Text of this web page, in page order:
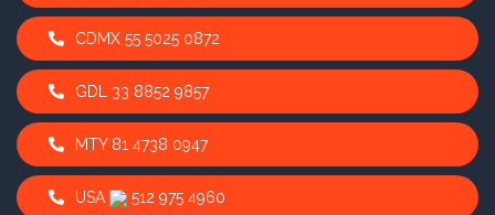
CDMX 55 5025 0872
GDL 33 8852 9857
MTY 81 4738 0947
USA 512 975 4960